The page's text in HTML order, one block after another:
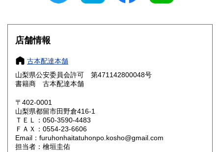
大阪府
奈良県
鳥取県 800円 島根県
岡山県
山口県 800円
香川県 800円 愛媛県
店舗情報
古本配達本舗
山梨県公安委員会許可 第471142800048号
書籍商 古本配達本舗
〒402-0001
山梨県都留市田野倉416-1
ＴＥＬ：050-3590-4483
ＦＡＸ：0554-23-6606
Email：furuhonhaitatuhonpo.kosho@gmail.com
担当者：檜垣圭佑